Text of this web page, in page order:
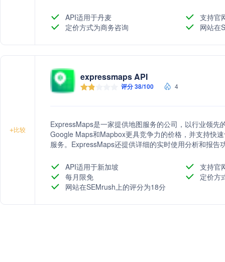
API适用于丹麦
支持官
定价方式为商务咨询
网站在
+比较
expressmaps API
评分 38/100 4
ExpressMaps是一家提供地图服务的公司，以行业领先
Google Maps和Mapbox更具竞争力的价格，并支持快
服务。ExpressMaps还提供详细的实时使用分析和报
API适用于新加坡
支持官
每月限免
定价方
网站在SEMrush上的评分为18分